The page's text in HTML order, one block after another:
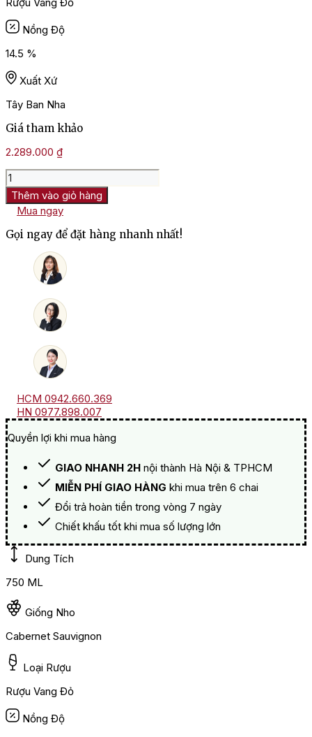
Rượu Vang Đỏ
Nồng Độ
14.5 %
Xuất Xứ
Tây Ban Nha
Giá tham khảo
2.289.000 ₫
Rượu
Vang
Tây
Ban
Nha
Macan
Clasico
Thêm vào giỏ hàng
Mua ngay
Gọi ngay để đặt hàng nhanh nhất!
HCM 0942.660.369
HN 0977.898.007
Quyền lợi khi mua hàng
GIAO NHANH 2H nội thành Hà Nội & TPHCM
MIỄN PHÍ GIAO HÀNG khi mua trên 6 chai
Đổi trả hoàn tiền trong vòng 7 ngày
Chiết khấu tốt khi mua số lượng lớn
Dung Tích
750 ML
Giống Nho
Cabernet Sauvignon
Loại Rượu
Rượu Vang Đỏ
Nồng Độ